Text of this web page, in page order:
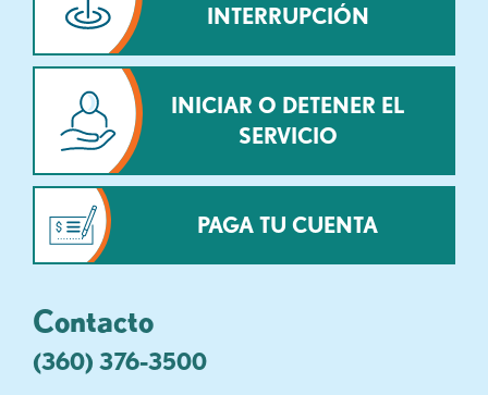
INTERRUPCIÓN
INICIAR O DETENER EL
SERVICIO
PAGA TU CUENTA
Contacto
(360) 376-3500